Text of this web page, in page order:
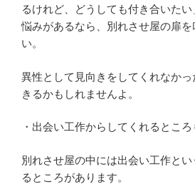
るけれど、どうしても付き合いた
悩みがあるなら、別れさせ屋の扉を
い。
異性として見向きをしてくれなか
きるかもしれませんよ。
・出会い工作からしてくれるところ
別れさせ屋の中には出会い工作と
るところがあります。